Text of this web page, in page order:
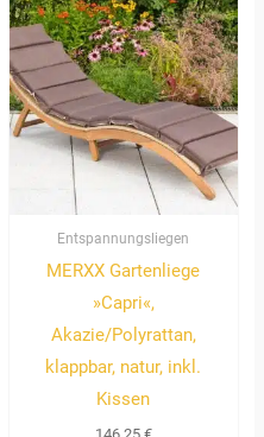
Entspannungsliegen
MERXX Gartenliege
»Capri«,
Akazie/Polyrattan,
klappbar, natur, inkl.
Kissen